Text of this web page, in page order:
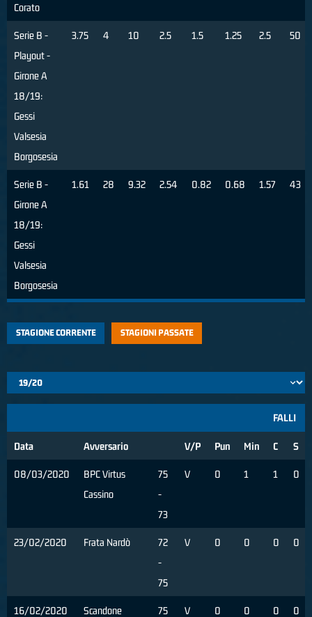
Corato
Serie B -
Playout -
Girone A
18/19:
Gessi
Valsesia
Borgosesia
3.75 4 10 2.5 1.5 1.25 2.5 50
Serie B -
Girone A
18/19:
Gessi
Valsesia
Borgosesia
1.61 28 9.32 2.54 0.82 0.68 1.57 43
STAGIONE CORRENTE STAGIONI PASSATE
FALLI
Data Avversario V/P Pun Min C S
08/03/2020
BPC Virtus
Cassino
75
-
73
V 0 1 1 0
23/02/2020 Frata Nardò
72
-
75
V 0 0 0 0
16/02/2020
Scandone
75
V 0 0 0 0